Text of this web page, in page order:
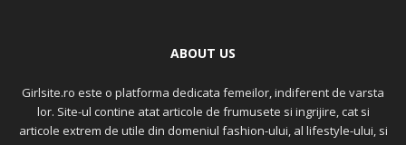
ABOUT US
Girlsite.ro este o platforma dedicata femeilor, indiferent de varsta
lor. Site-ul contine atat articole de frumusete si ingrijire, cat si
articole extrem de utile din domeniul fashion-ului, al lifestyle-ului, si